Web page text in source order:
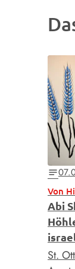
notes
Von
Abi
St.